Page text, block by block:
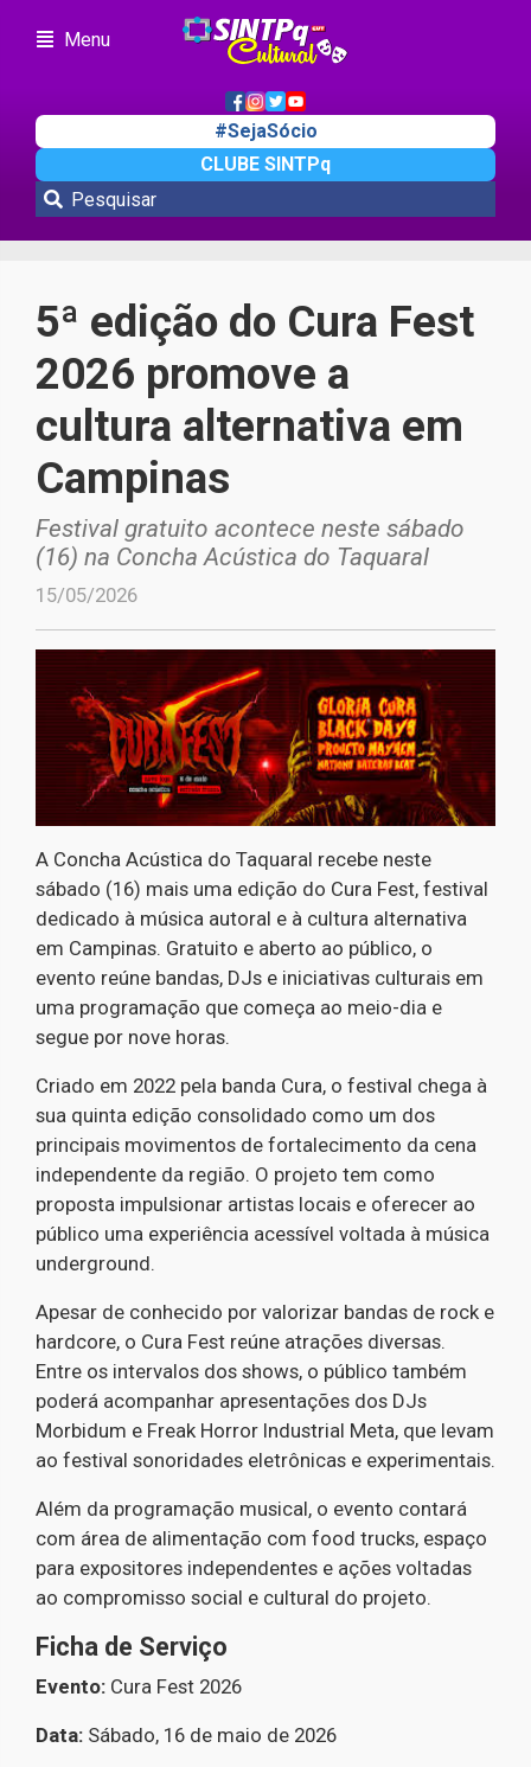
Menu
#SejaSócio
CLUBE SINTPq
Cultura
5ª edição do Cura Fest
2026 promove a
cultura alternativa em
Campinas
Festival gratuito acontece neste sábado
(16) na Concha Acústica do Taquaral
15/05/2026
A Concha Acústica do Taquaral recebe neste
sábado (16) mais uma edição do Cura Fest, festival
dedicado à música autoral e à cultura alternativa
em Campinas. Gratuito e aberto ao público, o
evento reúne bandas, DJs e iniciativas culturais em
uma programação que começa ao meio-dia e
segue por nove horas.
Criado em 2022 pela banda Cura, o festival chega à
sua quinta edição consolidado como um dos
principais movimentos de fortalecimento da cena
independente da região. O projeto tem como
proposta impulsionar artistas locais e oferecer ao
público uma experiência acessível voltada à música
underground.
Apesar de conhecido por valorizar bandas de rock e
hardcore, o Cura Fest reúne atrações diversas.
Entre os intervalos dos shows, o público também
poderá acompanhar apresentações dos DJs
Morbidum e Freak Horror Industrial Meta, que levam
ao festival sonoridades eletrônicas e experimentais.
Além da programação musical, o evento contará
com área de alimentação com food trucks, espaço
para expositores independentes e ações voltadas
ao compromisso social e cultural do projeto.
Ficha de Serviço
Evento: Cura Fest 2026
Data: Sábado, 16 de maio de 2026